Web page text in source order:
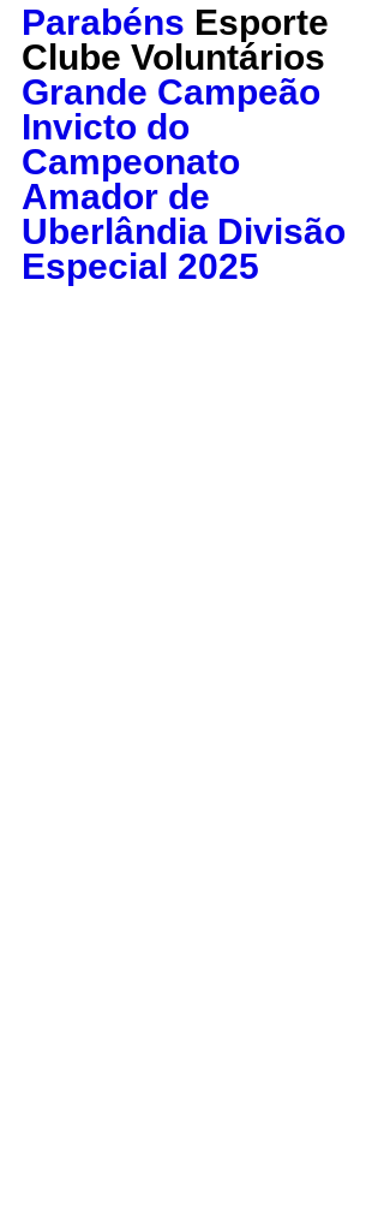
Parabéns Esporte
Clube Voluntários
Grande Campeão
Invicto do
Campeonato
Amador de
Uberlândia Divisão
Especial 2025